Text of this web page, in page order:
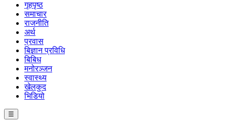
गृहपृष्ठ
समाचार
राजनीति
अर्थ
प्रवास
बिज्ञान प्रविधि
बिबिध
मनोरञ्जन
स्वास्थ्य
खेलकुद
भिडियो
☰